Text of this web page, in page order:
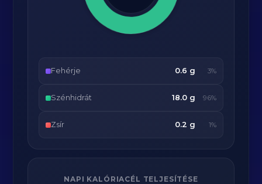
Fehérje 0.6 g 3%
Szénhidrát 18.0 g 96%
Zsír 0.2 g 1%
NAPI KALÓRIACÉL TELJESÍTÉSE